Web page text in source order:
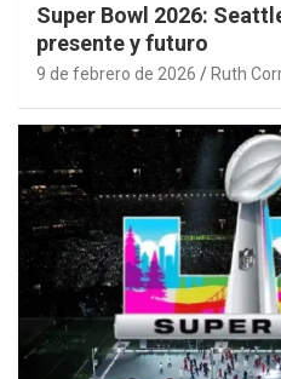
Super Bowl 2026:
presente y futuro
9 de febrero de 2026 Ruth